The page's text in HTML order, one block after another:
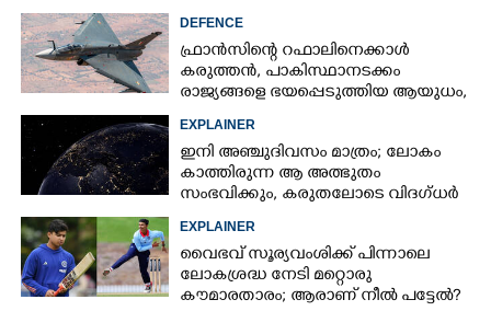
DEFENCE
ഫ്രാൻസിന്റെ റഫാലിനെക്കാൾ
കരുത്തൻ,​ പാകിസ്ഥാനടക്കം
രാജ്യങ്ങളെ ഭയപ്പെടുത്തിയ ആയുധം,​
ഇന്ത്യ നിർമ്മിച്ച എണ്ണം 100ലേക്ക്
EXPLAINER
ഇനി അഞ്ചുദിവസം മാത്രം; ലോകം
കാത്തിരുന്ന ആ അത്ഭുതം
സംഭവിക്കും, കരുതലോടെ വിദഗ്ധർ
EXPLAINER
വൈഭവ് സൂര്യവംശിക്ക് പിന്നാലെ
ലോകശ്രദ്ധ നേടി മറ്റൊരു
കൗമാരതാരം; ആരാണ് നീൽ പട്ടേൽ?